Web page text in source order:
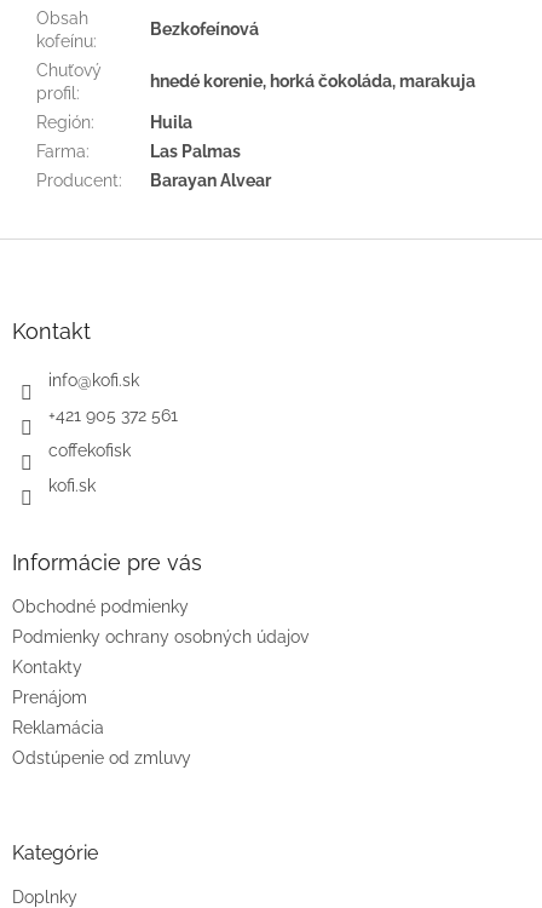
Obsah
kofeínu:
Bezkofeínová
Chuťový
profil :
hnedé korenie, horká čokoláda, marakuja
Región:
Huila
Farma:
Las Palmas
Producent: Barayan Alvear
Kontakt
info@kofi.sk
+421 905 372 561
coffekofisk
kofi.sk
Informácie pre vás
Obchodné podmienky
Podmienky ochrany osobných údajov
Kontakty
Prenájom
Reklamácia
Odstúpenie od zmluvy
Kategórie
Doplnky